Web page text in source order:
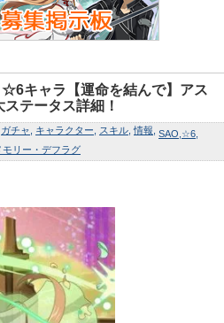
☆6キャラ【運命を結んで】アス
テータス詳細！
ガチャ キャラクター スキル 情報 SAO ☆6
モリー・デフラグ